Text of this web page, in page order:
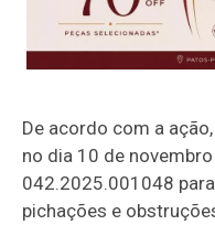
De acordo com a
no dia 10 de
042.2025.001048
pichações e